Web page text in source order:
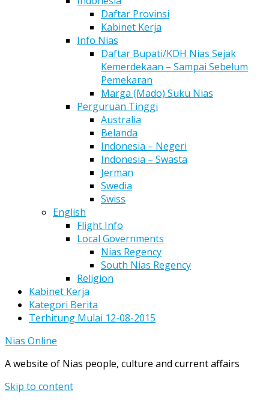
Daftar Provinsi
Kabinet Kerja
Info Nias
Daftar Bupati/KDH Nias Sejak
Kemerdekaan – Sampai Sebelum
Pemekaran
Marga (Mado) Suku Nias
Perguruan Tinggi
Australia
Belanda
Indonesia – Negeri
Indonesia – Swasta
Jerman
Swedia
Swiss
English
Flight Info
Local Governments
Nias Regency
South Nias Regency
Religion
Kabinet Kerja
Kategori Berita
Terhitung Mulai 12-08-2015
Nias Online
A website of Nias people, culture and current affairs
Skip to content